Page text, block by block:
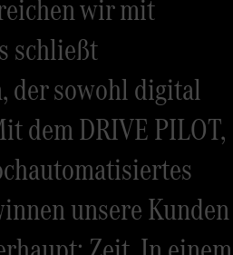
wir mit
schließt
der sowohl digital
dem DRIVE PILOT,
unsere Kunden